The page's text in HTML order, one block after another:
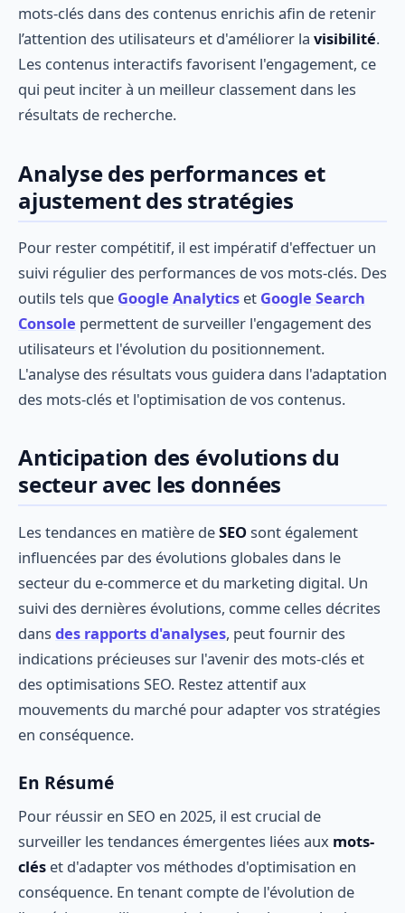
mots-clés dans des contenus enrichis afin de retenir
l’attention des utilisateurs et d'améliorer la visibilité.
Les contenus interactifs favorisent l'engagement, ce
qui peut inciter à un meilleur classement dans les
résultats de recherche.
Analyse des performances et
ajustement des stratégies
Pour rester compétitif, il est impératif d'effectuer un
suivi régulier des performances de vos mots-clés. Des
outils tels que Google Analytics et Google Search
Console permettent de surveiller l'engagement des
utilisateurs et l'évolution du positionnement.
L'analyse des résultats vous guidera dans l'adaptation
des mots-clés et l'optimisation de vos contenus.
Anticipation des évolutions du
secteur avec les données
Les tendances en matière deSEOsont également
influencées par des évolutions globales dans le
secteur du e-commerce et du marketing digital. Un
suivi des dernières évolutions, comme celles décrites
dans des rapports d'analyses, peut fournir des
indications précieuses sur l'avenir des mots-clés et
des optimisations SEO. Restez attentif aux
mouvements du marché pour adapter vos stratégies
en conséquence.
En Résumé
Pour réussir en SEO en 2025, il est crucial de
surveiller les tendances émergentes liées aux mots-
clés et d'adapter vos méthodes d'optimisation en
conséquence. En tenant compte de l'évolution de